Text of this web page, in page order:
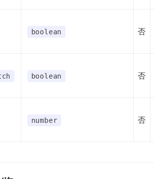
boolean 否
boolean 否
number 否